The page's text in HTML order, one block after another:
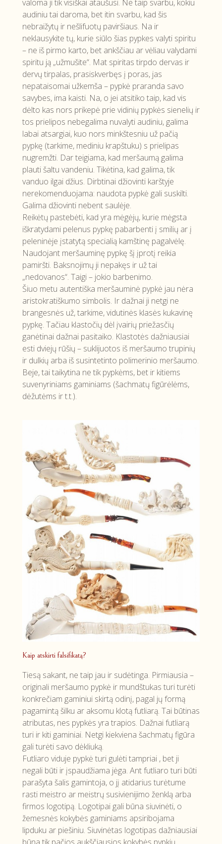
valoma ji tik visiškai ataušusi. Ne taip svarbu, kokiu
audiniu tai daroma, bet itin svarbu, kad šis
nebraižytų ir nešlifuotų paviršiaus. Na ir
neklausykite tų, kurie siūlo šias pypkes valyti spiritu
– ne iš pirmo karto, bet ankščiau ar vėliau valydami
spiritu ją „užmušite“. Mat spiritas tirpdo dervas ir
dervų tirpalas, prasiskverbęs į poras, jas
nepataisomai užkemša – pypkė praranda savo
savybes, ima kaisti. Na, o jei atsitiko taip, kad vis
dėlto kas nors prikepė prie vidinių pypkės sienelių ir
tos prielipos nebegalima nuvalyti audiniu, galima
labai atsargiai, kuo nors minkštesniu už pačią
pypkę (tarkime, mediniu krapštuku) s prielipas
nugremžti. Dar teigiama, kad meršaumą galima
plauti šaltu vandeniu. Tikėtina, kad galima, tik
vanduo ilgai džius. Dirbtinai džiovinti karštyje
nerekomenduojama: naudota pypkė gali suskilti.
Galima džiovinti nebent saulėje.
Reikėtų pastebėti, kad yra mėgėjų, kurie mėgsta
iškratydami pelenus pypkę pabarbenti į smilių ar į
peleninėje įstatytą specialią kamštinę pagalvėlę.
Naudojant meršauminę pypkę šį įprotį reikia
pamiršti. Baksnojimų ji nepakęs ir už tai
„nedovanos“. Taigi – jokio barbenimo.
Šiuo metu autentiška meršauminė pypkė jau nėra
aristokratiškumo simbolis. Ir dažnai ji netgi ne
brangesnės už, tarkime, vidutinės klasės kukavinę
pypkę. Tačiau klastočių dėl įvairių priežasčių
ganėtinai dažnai pasitaiko. Klastotės dažniausiai
esti dviejų rūšių – suklijuotos iš meršaumo trupinių
ir dulkių arba iš susintetinto polimerinio meršaumo.
Beje, tai taikytina ne tik pypkėms, bet ir kitiems
suvenyriniams gaminiams (šachmatų figūrėlėms,
dėžutėms ir t.t.).
Kaip atskirti falsifikatą?
Tiesą sakant, ne taip jau ir sudėtinga. Pirmiausia –
originali meršaumo pypkė ir mundštukas turi turėti
konkrečiam gaminiui skirtą odinį, pagal jų formą
pagamintą šilku ar aksomu klotą futliarą. Tai būtinas
atributas, nes pypkės yra trapios. Dažnai futliarą
turi ir kiti gaminiai. Netgi kiekviena šachmatų figūra
gali turėti savo dėkliuką.
Futliaro viduje pypkė turi gulėti tampriai , bet ji
negali būti ir įspaudžiama jėga. Ant futliaro turi būti
parašyta šalis gamintoja, o jį atidarius turėtume
rasti meistro ar meistrų susivienijimo ženklą arba
firmos logotipą. Logotipai gali būna siuvinėti, o
žemesnės kokybės gaminiams apsiribojama
lipduku ar piešiniu. Siuvinėtas logotipas dažniausiai